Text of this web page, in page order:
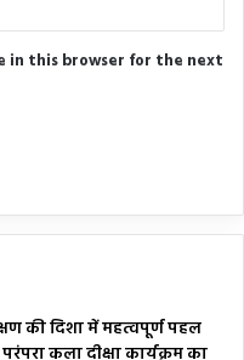
in this browser for the next
की दिशा में महत्वपूर्ण पहल
कला दीक्षा कार्यक्रम का